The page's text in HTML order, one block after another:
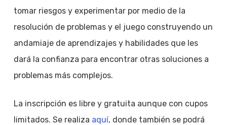
tomar riesgos y experimentar por medio de la
resolución de problemas y el juego construyendo un
andamiaje de aprendizajes y habilidades que les
dará la confianza para encontrar otras soluciones a
problemas más complejos.
La inscripción es libre y gratuita aunque con cupos
limitados. Se realiza aquí, donde también se podrá